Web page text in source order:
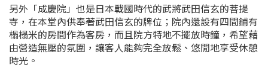
另外「成慶院」也是日本戰國時代的武將武田信玄的菩提
寺，在本堂內供奉著武田信玄的牌位；院內還設有四間鋪有
榻榻米的房間作為客房，而且院方特地不擺放時鐘，希望藉
由營造無壓的氛圍，讓客人能夠完全放鬆、悠閒地享受休憩
時光。